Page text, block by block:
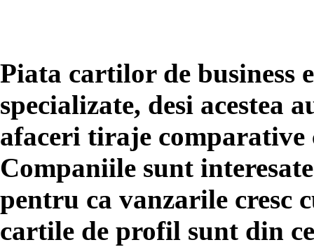
Piata cartilor de business
specializate, desi acestea
afaceri tiraje
Companiile sunt
pentru ca vanzarile cresc
cartile de profil sunt din